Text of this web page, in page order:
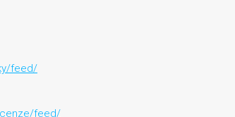
feed/
feed/